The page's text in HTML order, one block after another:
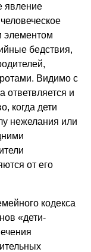
явление
элементом
бедствия,
Видимо с
ответвляется и
когда дети
нежелания или
от его
кодекса
«дети-